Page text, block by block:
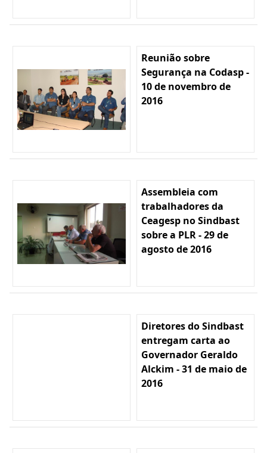
Reunião sobre
Segurança na Codasp -
10 de novembro de
2016
Assembleia com
trabalhadores da
Ceagesp no Sindbast
sobre a PLR - 29 de
agosto de 2016
Diretores do Sindbast
entregam carta ao
Governador Geraldo
Alckim - 31 de maio de
2016